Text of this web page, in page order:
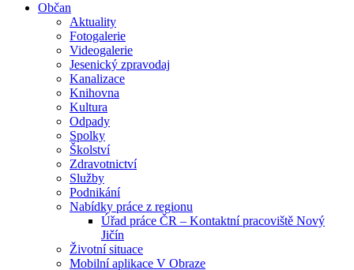
Občan
Aktuality
Fotogalerie
Videogalerie
Jesenický zpravodaj
Kanalizace
Knihovna
Kultura
Odpady
Spolky
Školství
Zdravotnictví
Služby
Podnikání
Nabídky práce z regionu
Úřad práce ČR – Kontaktní pracoviště Nový
Jičín
Životní situace
Mobilní aplikace V Obraze